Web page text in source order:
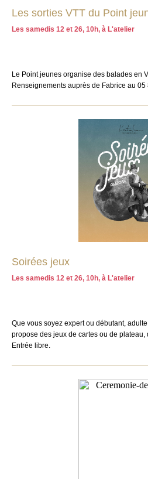
Les sorties VTT du Point
Les samedis 12 et 26, 10h, à L'atelier
Le Point jeunes organise des balades en
Renseignements auprès de Fabrice au 05
Soirées jeux
Les samedis 12 et 26, 10h, à L'atelier
Que vous soyez expert ou débutant,
propose des jeux de cartes ou de
Entrée libre.